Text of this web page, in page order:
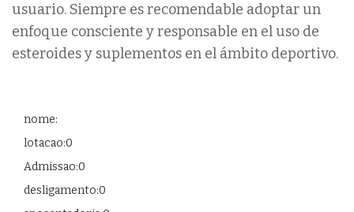
usuario. Siempre es recomendable adoptar un
enfoque consciente y responsable en el uso de
esteroides y suplementos en el ámbito deportivo.
nome:
lotacao:0
Admissao:0
desligamento:0